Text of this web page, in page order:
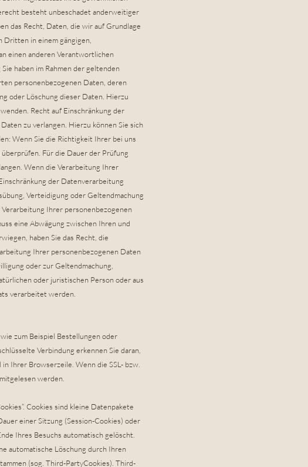
besteht unbeschadet anderweitiger
das Recht, Daten, die wir auf Grundlage
Dritten in einem gängigen,
einen anderen Verantwortlichen
haben im Rahmen der geltenden
personenbezogenen Daten, deren
oder Löschung dieser Daten. Hierzu
Recht auf Einschränkung der
zu verlangen. Hierzu können Sie sich
Wenn Sie die Richtigkeit Ihrer bei uns
Für die Dauer der Prüfung
Wenn die Verarbeitung Ihrer
der Datenverarbeitung
Verteidigung oder Geltendmachung
Ihrer personenbezogenen
eine Abwägung zwischen Ihren und
haben Sie das Recht, die
Ihrer personenbezogenen Daten
oder zur Geltendmachung,
oder juristischen Person oder aus
verarbeitet werden.
zum Beispiel Bestellungen oder
Verbindung erkennen Sie daran,
Ihrer Browserzeile. Wenn die SSL- bzw.
werden.
Cookies sind kleine Datenpakete
einer Sitzung (Session-Cookies) oder
Ihres Besuchs automatisch gelöscht.
automatische Löschung durch Ihren
(sog. Third-PartyCookies). Third-